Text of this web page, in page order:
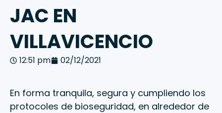
JAC EN
VILLAVICENCIO
12:51 pm 02/12/2021
En forma tranquila, segura y cumpliendo los
protocoles de bioseguridad, en alrededor de